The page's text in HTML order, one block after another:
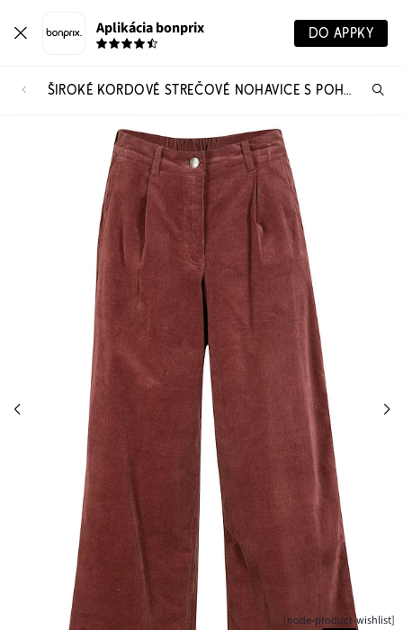
Aplikácia bonprix DO APPKY
ŠIROKÉ KORDOVÉ STREČOVÉ NOHAVICE S POHODLNÝM VYSOKÝM PÁSOM, 7/8 DĹŽKA
[node-product-wishlist]